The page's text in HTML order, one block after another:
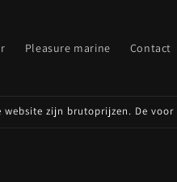
Pleasure marine Contact
website zijn brutoprijzen. De